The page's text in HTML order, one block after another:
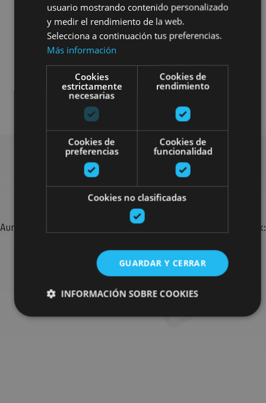
Bici
Bilatu plan gehiago
Aurkitu zure bidaia Nafarroan osatzeko planak eta iradokizunak:
garrantzitsuenak.
Joan planen bilatzailera
usuario mostrando contenido personalizado
y medir el rendimiento de la web.
Selecciona a continuación tus preferencias.
Más información
Cookies
estrictamente
necesarias
Cookies de
rendimiento
Cookies de
preferencias
Cookies de
funcionalidad
Cookies no clasificadas
GUARDAR Y CERRAR
INFORMACIÓN SOBRE COOKIES